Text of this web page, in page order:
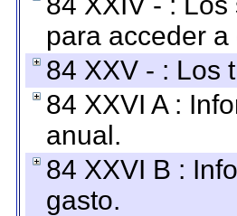
para acceder a
84 XXV - : Los
84 XXVI A :
anual.
84 XXVI B :
gasto.